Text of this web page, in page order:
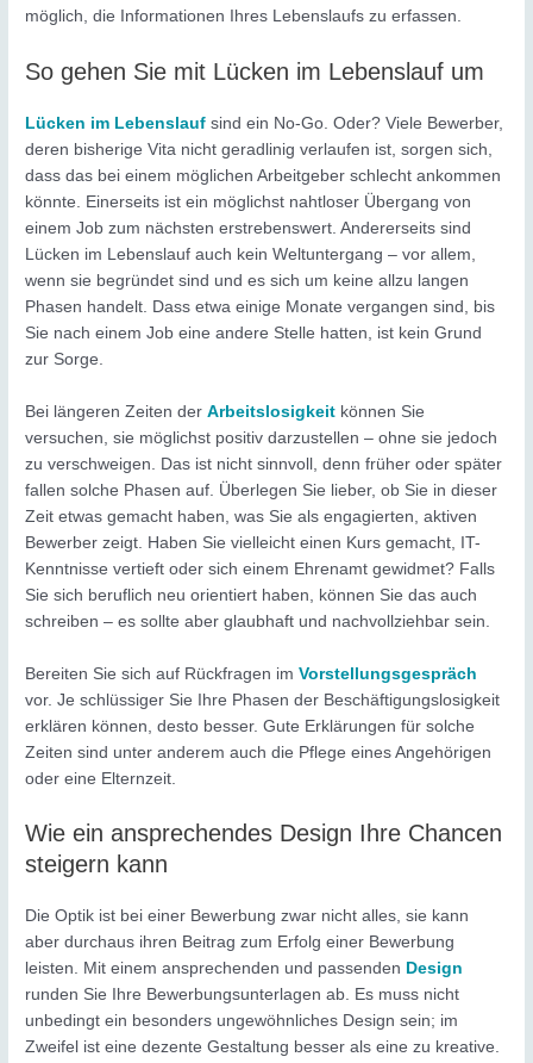
möglich, die Informationen Ihres Lebenslaufs zu erfassen.
So gehen Sie mit Lücken im Lebenslauf um
Lücken im Lebenslauf sind ein No-Go. Oder? Viele Bewerber,
deren bisherige Vita nicht geradlinig verlaufen ist, sorgen sich,
dass das bei einem möglichen Arbeitgeber schlecht ankommen
könnte. Einerseits ist ein möglichst nahtloser Übergang von
einem Job zum nächsten erstrebenswert. Andererseits sind
Lücken im Lebenslauf auch kein Weltuntergang – vor allem,
wenn sie begründet sind und es sich um keine allzu langen
Phasen handelt. Dass etwa einige Monate vergangen sind, bis
Sie nach einem Job eine andere Stelle hatten, ist kein Grund
zur Sorge.
Bei längeren Zeiten derArbeitslosigkeit können Sie
versuchen, sie möglichst positiv darzustellen – ohne sie jedoch
zu verschweigen. Das ist nicht sinnvoll, denn früher oder später
fallen solche Phasen auf. Überlegen Sie lieber, ob Sie in dieser
Zeit etwas gemacht haben, was Sie als engagierten, aktiven
Bewerber zeigt. Haben Sie vielleicht einen Kurs gemacht, IT-
Kenntnisse vertieft oder sich einem Ehrenamt gewidmet? Falls
Sie sich beruflich neu orientiert haben, können Sie das auch
schreiben – es sollte aber glaubhaft und nachvollziehbar sein.
Bereiten Sie sich auf Rückfragen imVorstellungsgespräch
vor. Je schlüssiger Sie Ihre Phasen der Beschäftigungslosigkeit
erklären können, desto besser. Gute Erklärungen für solche
Zeiten sind unter anderem auch die Pflege eines Angehörigen
oder eine Elternzeit.
Wie ein ansprechendes Design Ihre Chancen
steigern kann
Die Optik ist bei einer Bewerbung zwar nicht alles, sie kann
aber durchaus ihren Beitrag zum Erfolg einer Bewerbung
leisten. Mit einem ansprechenden und passenden Design
runden Sie Ihre Bewerbungsunterlagen ab. Es muss nicht
unbedingt ein besonders ungewöhnliches Design sein; im
Zweifel ist eine dezente Gestaltung besser als eine zu kreative.